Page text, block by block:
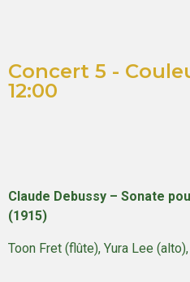
Concert 5 -
12:00
Claude Debussy – Sonate
(1915)
Toon Fret (flûte), Yura Lee